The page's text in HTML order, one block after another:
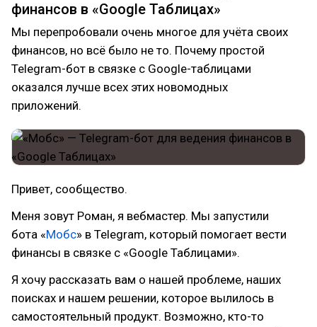
финансов в «Google Таблицах»
Мы перепробовали очень многое для учёта своих
финансов, но всё было не то. Почему простой
Telegram-бот в связке с Google-таблицами
оказался лучше всех этих новомодных
приложений.
Привет, сообщество.
Меня зовут Роман, я вебмастер. Мы запустили
бота «Мобс» в Telegram, который помогает вести
финансы в связке с «Google Таблицами».
Я хочу рассказать вам о нашей проблеме, наших
поисках и нашем решении, которое вылилось в
самостоятельный продукт. Возможно, кто-то